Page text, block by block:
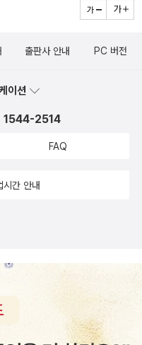
출판사 안내 PC 버전
이션
1544-2514
FAQ
시간 안내